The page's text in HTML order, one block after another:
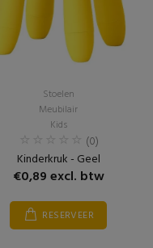
Stoelen
Meubilair
Kids
(0)
Kinderkruk - Geel
€0,89 excl. btw
RESERVEER